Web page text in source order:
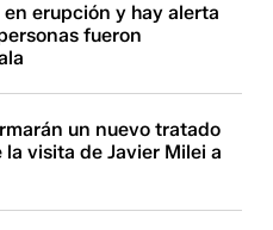
erupción y hay alerta
fueron
un nuevo tratado
visita de Javier Milei a